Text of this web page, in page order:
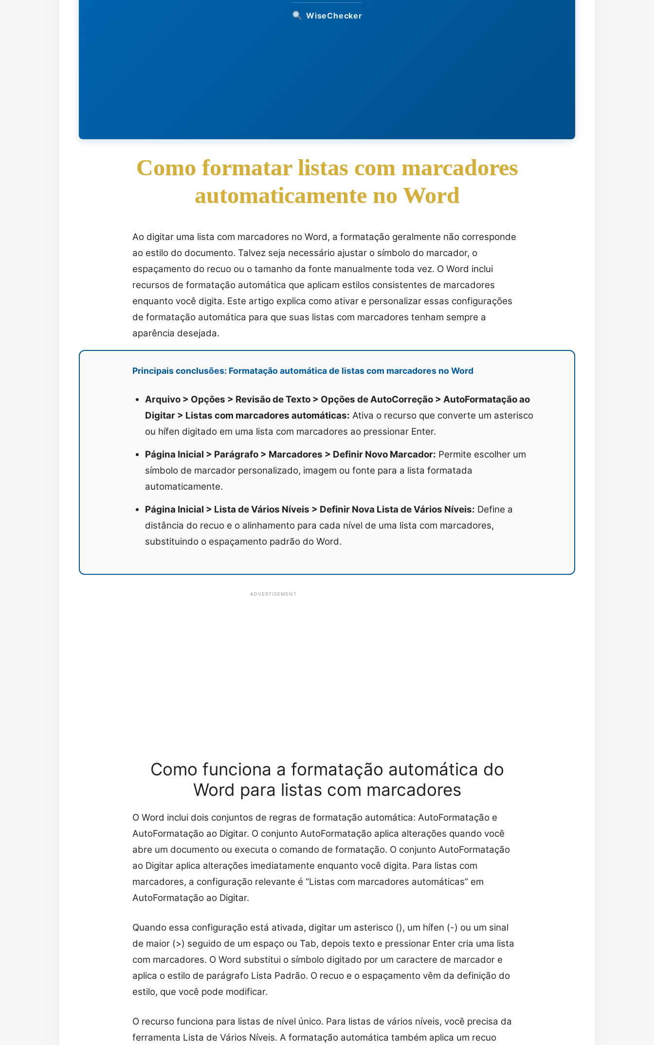
WiseChecker
Como formatar listas com marcadores
automaticamente no Word
Ao digitar uma lista com marcadores no Word, a formatação geralmente não corresponde
ao estilo do documento. Talvez seja necessário ajustar o símbolo do marcador, o
espaçamento do recuo ou o tamanho da fonte manualmente toda vez. O Word inclui
recursos de formatação automática que aplicam estilos consistentes de marcadores
enquanto você digita. Este artigo explica como ativar e personalizar essas configurações
de formatação automática para que suas listas com marcadores tenham sempre a
aparência desejada.
Principais conclusões: Formatação automática de listas com marcadores no Word
Arquivo > Opções > Revisão de Texto > Opções de AutoCorreção > AutoFormatação ao
Digitar > Listas com marcadores automáticas: Ativa o recurso que converte um asterisco
ou hífen digitado em uma lista com marcadores ao pressionar Enter.
Página Inicial > Parágrafo > Marcadores > Definir Novo Marcador: Permite escolher um
símbolo de marcador personalizado, imagem ou fonte para a lista formatada
automaticamente.
Página Inicial > Lista de Vários Níveis > Definir Nova Lista de Vários Níveis: Define a
distância do recuo e o alinhamento para cada nível de uma lista com marcadores,
substituindo o espaçamento padrão do Word.
ADVERTISEMENT
Como funciona a formatação automática do
Word para listas com marcadores
O Word inclui dois conjuntos de regras de formatação automática: AutoFormatação e
AutoFormatação ao Digitar. O conjunto AutoFormatação aplica alterações quando você
abre um documento ou executa o comando de formatação. O conjunto AutoFormatação
ao Digitar aplica alterações imediatamente enquanto você digita. Para listas com
marcadores, a configuração relevante é “Listas com marcadores automáticas” em
AutoFormatação ao Digitar.
Quando essa configuração está ativada, digitar um asterisco (), um hífen (-) ou um sinal
de maior (>) seguido de um espaço ou Tab, depois texto e pressionar Enter cria uma lista
com marcadores. O Word substitui o símbolo digitado por um caractere de marcador e
aplica o estilo de parágrafo Lista Padrão. O recuo e o espaçamento vêm da definição do
estilo, que você pode modificar.
O recurso funciona para listas de nível único. Para listas de vários níveis, você precisa da
ferramenta Lista de Vários Níveis. A formatação automática também aplica um recuo